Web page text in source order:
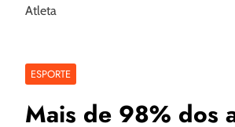
Atleta
ESPORTE
Mais de 98% dos